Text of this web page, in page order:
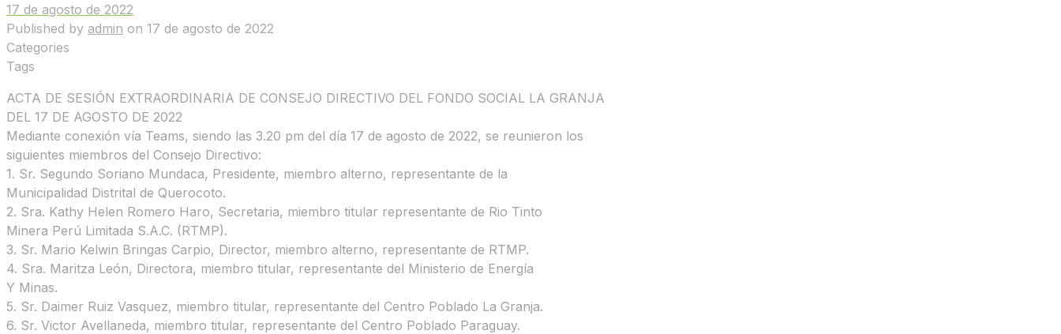
17 de agosto de 2022
Published by admin on 17 de agosto de 2022
Categories
Tags
ACTA DE SESIÓN EXTRAORDINARIA DE CONSEJO DIRECTIVO DEL FONDO SOCIAL LA GRANJA
DEL 17 DE AGOSTO DE 2022
Mediante conexión vía Teams, siendo las 3.20 pm del día 17 de agosto de 2022, se reunieron los
siguientes miembros del Consejo Directivo:
1. Sr. Segundo Soriano Mundaca, Presidente, miembro alterno, representante de la
Municipalidad Distrital de Querocoto.
2. Sra. Kathy Helen Romero Haro, Secretaria, miembro titular representante de Rio Tinto
Minera Perú Limitada S.A.C. (RTMP).
3. Sr. Mario Kelwin Bringas Carpio, Director, miembro alterno, representante de RTMP.
4. Sra. Maritza León, Directora, miembro titular, representante del Ministerio de Energía
Y Minas.
5. Sr. Daimer Ruiz Vasquez, miembro titular, representante del Centro Poblado La Granja.
6. Sr. Victor Avellaneda, miembro titular, representante del Centro Poblado Paraguay.